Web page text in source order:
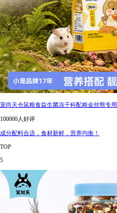
宠尚天仓鼠粮食益生菌冻干科配粮金丝熊专
100000人好评
成分配料合适，食材新鲜，营养均衡！
TOP
5